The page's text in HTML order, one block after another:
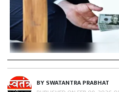
BYSWATANTRA PRABHAT